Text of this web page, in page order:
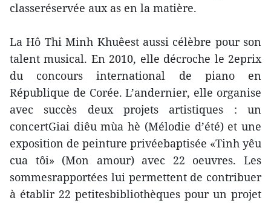
classeréservée aux as en la matière.
La Hô Thi Minh Khuêest aussi célèbre pour son
talent musical. En 2010, elle décroche le 2eprix
du concours international de piano en
République de Corée. L’andernier, elle organise
avec succès deux projets artistiques : un
concertGiai diêu mùa hè (Mélodie d’été) et une
exposition de peinture privéebaptisée «Tinh yêu
cua tôi» (Mon amour) avec 22 oeuvres. Les
sommesrapportées lui permettent de contribuer
à établir 22 petitesbibliothèques pour un projet